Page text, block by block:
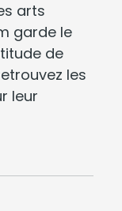
arts
garde le
de
les
leur